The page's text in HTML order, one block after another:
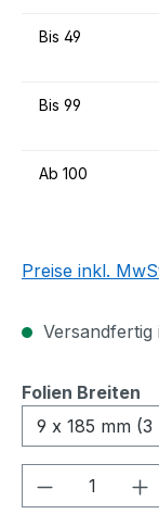
Bis 49
Bis 99
Ab 100
Preise inkl.
Versandfertig
Folien Breiten
Produkt